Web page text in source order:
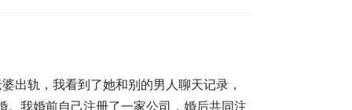
出轨，我看到了她和别的男人聊天记录，
我婚前自己注册了一家公司，婚后共同注